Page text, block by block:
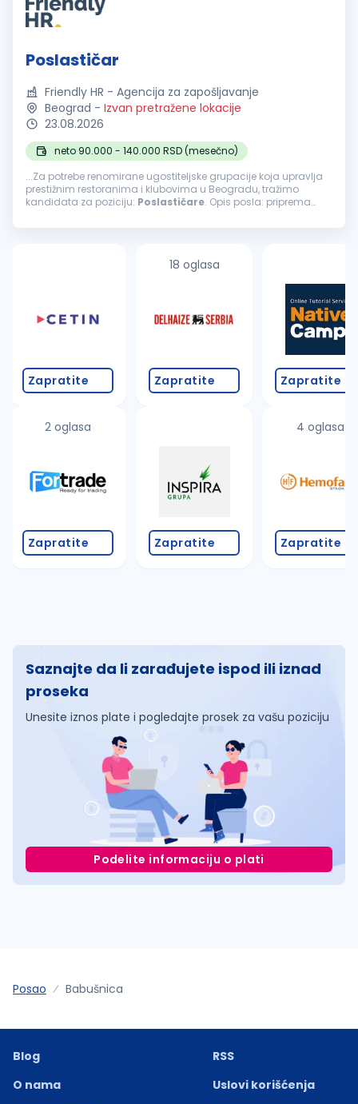
Poslastičar
Friendly HR - Agencija za zapošljavanje
Beograd - Izvan pretražene lokacije
23.08.2026
neto 90.000 - 140.000 RSD (mesečno)
...Za potrebe renomirane ugostiteljske grupacije koja upravlja
prestižnim restoranima i klubovima u Beogradu, tražimo
kandidata za poziciju: Poslastičare. Opis posla: priprema
dekoracija deserata...
Zapratite
2 oglasa
Zapratite
18 oglasa
Zapratite
Zapratite
Zapratite
4 oglasa
Zapratite
Saznajte da li zarađujete ispod ili iznad
proseka
Unesite iznos plate i pogledajte prosek za vašu poziciju
Podelite informaciju o plati
Posao Babušnica
Blog
O nama
RSS
Uslovi korišćenja